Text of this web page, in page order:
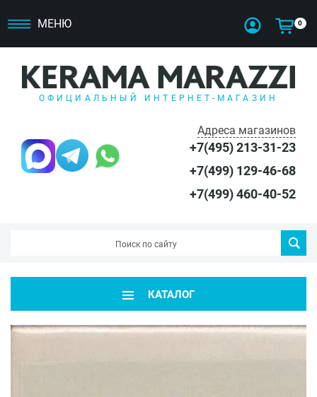
МЕНЮ 0
ОФИЦИАЛЬНЫЙ ИНТЕРНЕТ-МАГАЗИН
Адреса магазинов
+7(495) 213-31-23
+7(499) 129-46-68
+7(499) 460-40-52
КАТАЛОГ